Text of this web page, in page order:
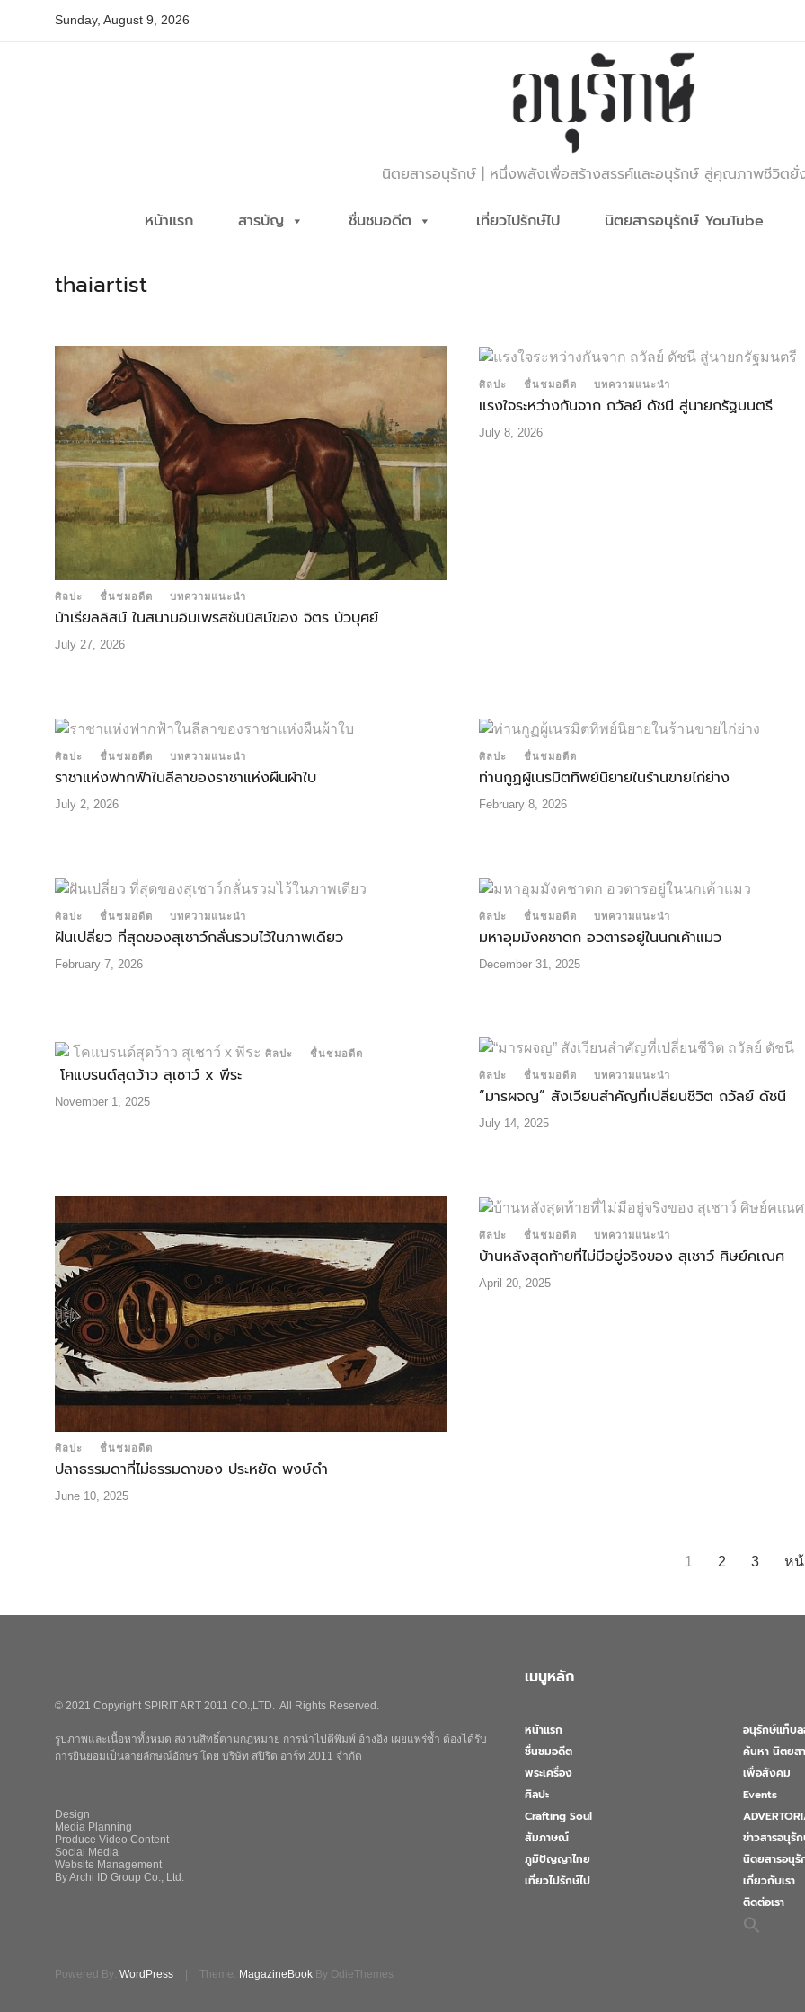
Sunday, August 9, 2026
นิตยสารอนุรักษ์ | หนึ่งพลังเพื่อสร้างสรรค์และอนุรักษ์ สู่คุณภาพชีวิตยั่
หน้าแรก สารบัญ ชื่นชมอดีต เที่ยวไปรักษ์ไป นิตยสารอนุรักษ์ YouTube
thaiartist
ศิลปะ ชื่นชมอดีต บทความแนะนำ
ม้าเรียลลิสม์ ในสนามอิมเพรสชันนิสม์ของ จิตร บัวบุศย์
July 27, 2026
ศิลปะ ชื่นชมอดีต บทความแนะนำ
แรงใจระหว่างกันจาก ถวัลย์ ดัชนี สู่นายกรัฐมนตรี
July 8, 2026
ศิลปะ ชื่นชมอดีต บทความแนะนำ
ราชาแห่งฟากฟ้าในลีลาของราชาแห่งผืนผ้าใบ
July 2, 2026
ศิลปะ ชื่นชมอดีต
ท่านกูฏผู้เนรมิตทิพย์นิยายในร้านขายไก่ย่าง
February 8, 2026
ศิลปะ ชื่นชมอดีต บทความแนะนำ
ฝันเปลี่ยว ที่สุดของสุเชาว์กลั่นรวมไว้ในภาพเดียว
February 7, 2026
ศิลปะ ชื่นชมอดีต บทความแนะนำ
มหาอุมมังคชาดก อวตารอยู่ในนกเค้าแมว
December 31, 2025
ศิลปะ ชื่นชมอดีต
โคแบรนด์สุดว้าว สุเชาว์ x พีระ
November 1, 2025
ศิลปะ ชื่นชมอดีต บทความแนะนำ
“มารผจญ” สังเวียนสำคัญที่เปลี่ยนชีวิต ถวัลย์ ดัชนี
July 14, 2025
ศิลปะ ชื่นชมอดีต
ปลาธรรมดาที่ไม่ธรรมดาของ ประหยัด พงษ์ดำ
June 10, 2025
ศิลปะ ชื่นชมอดีต บทความแนะนำ
บ้านหลังสุดท้ายที่ไม่มีอยู่จริงของ สุเชาว์ ศิษย์คเณศ
April 20, 2025
1 2 3 ห
© 2021 Copyright SPIRIT ART 2011 CO.,LTD. All Rights Reserved.
รูปภาพและเนื้อหาทั้งหมด สงวนสิทธิ์ตามกฎหมาย การนำไปตีพิมพ์ อ้างอิง เผยแพร่ซ้ำ ต้องได้รับ
การยินยอมเป็นลายลักษณ์อักษร โดย บริษัท สปิริต อาร์ท 2011 จำกัด
Design
Media Planning
Produce Video Content
Social Media
Website Management
By Archi ID Group Co., Ltd.
เมนูหลัก
หน้าแรก
ชื่นชมอดีต
พระเครื่อง
ศิลปะ
Crafting Soul
สัมภาษณ์
ภูมิปัญญาไทย
เที่ยวไปรักษ์ไป
อนุรักษ์แท็บ
ค้นหา นิตยส
เพื่อสังคม
Events
ข่าวสารอนุรั
นิตยสารอนุรั
เกี่ยวกับเรา
ติดต่อเรา
Powered By: WordPress Theme: MagazineBook By OdieThemes